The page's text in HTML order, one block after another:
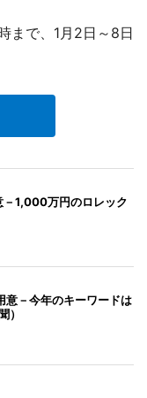
まで、1月2日～8日
－1,000万円のロレック
意－今年のキーワードは
）